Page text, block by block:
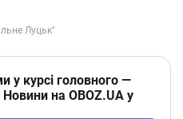
у курсі головного —
Новини на OBOZ.UA у